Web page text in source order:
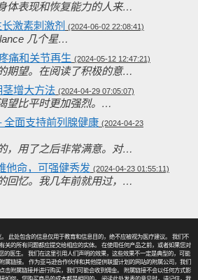
体表现和恢复能力的人来…
激素刺激剂 (2024-06-02 22:08:41)
几个星…
痛和关节再生 (2024-05-12 12:47:21)
期望。在阅读了积极的意…
茎增大方法 (2024-04-29 07:05:07)
望比平时更加​​强烈。…
全面支持前列腺健康 (2024-04-23
，用了之后非常满意。对…
他命，可强健秀发 (2024-04-23 01:55:11)
回忆。我几年前就用过，…
此处包含的信息仅用于教育和信息目的，绝不应被视为医疗建议。 我们不
关的所有问题都应提交给相应的实体。 在使用任何产品之前，或者如果您对
的医生。 我们在这里引用人们声明的效果，这些效果不一定是典型的，可能
属链接。 作为亚马逊合作伙伴和其他提供联盟计划的网站的附属公司，我们
击附属链接并进行购买，我们可能会收到佣金。 附属链接不会以任何方式影